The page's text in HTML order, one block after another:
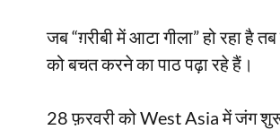
जब “ग़रीबी में आटा गीला” हो रहा है
को बचत करने का पाठ पढ़ा रहे हैं।
28 फ़रवरी को West Asia में जंग